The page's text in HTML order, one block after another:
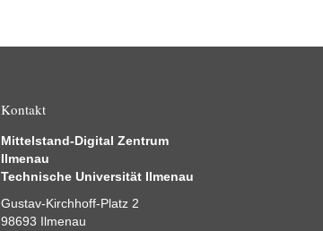
Kontakt
Mittelstand-Digital Zentrum
Ilmenau
Technische Universität Ilmenau
Gustav-Kirchhoff-Platz 2
98693 Ilmenau